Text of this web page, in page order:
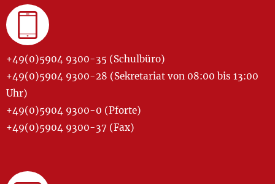
+49(0)5904 9300-35 (Schulbüro)
+49(0)5904 9300-28 (Sekretariat von 08:00 bis 13:00
Uhr)
+49(0)5904 9300-0 (Pforte)
+49(0)5904 9300-37 (Fax)